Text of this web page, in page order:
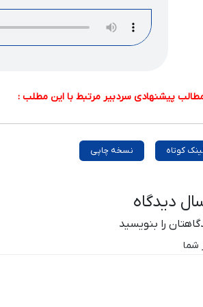
پیشنهادی سردبیر مرتبط با این مطلب :
کوتاه نسخه چاپی
دیدگاه
را بنویسید
شما